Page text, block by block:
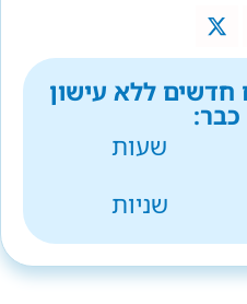
ללא עישון
כבר:
שעות
שניות